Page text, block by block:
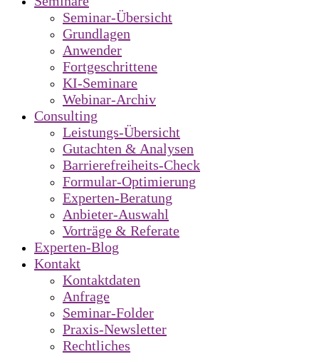
Seminar-Übersicht
Grundlagen
Anwender
Fortgeschrittene
KI-Seminare
Webinar-Archiv
Consulting
Leistungs-Übersicht
Gutachten & Analysen
Barrierefreiheits-Check
Formular-Optimierung
Experten-Beratung
Anbieter-Auswahl
Vorträge & Referate
Experten-Blog
Kontakt
Kontaktdaten
Anfrage
Seminar-Folder
Praxis-Newsletter
Rechtliches